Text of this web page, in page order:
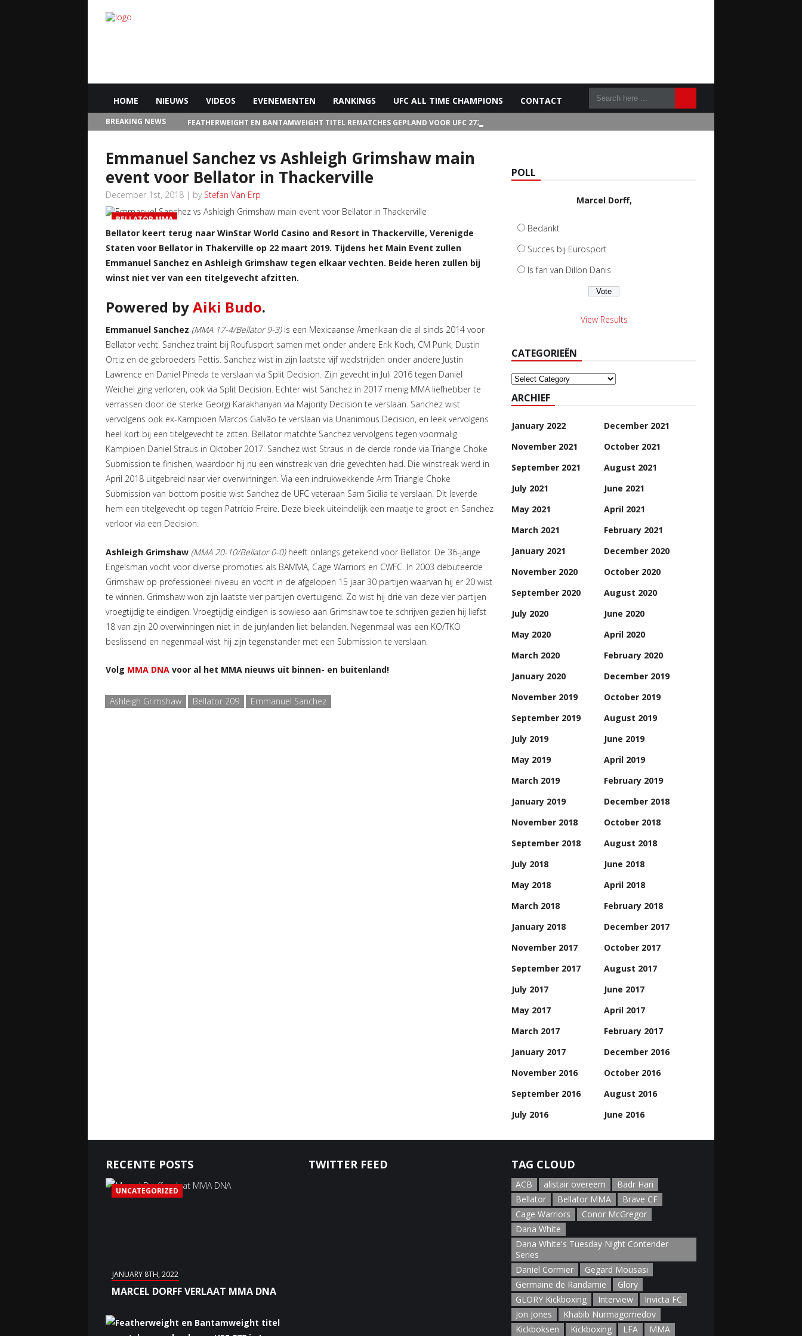
HOME NIEUWS VIDEOS EVENEMENTEN RANKINGS UFC ALL TIME CHAMPIONS CONTACT
BREAKING NEWS
FEATHERWEIGHT EN BANTAMWEIGHT TITEL REMATCHES GEPLAND VOOR UFC 272
Emmanuel Sanchez vs Ashleigh Grimshaw main
event voor Bellator in Thackerville
December 1st, 2018 | by Stefan Van Erp
BELLATOR MMA
Bellator keert terug naar WinStar World Casino and Resort in Thackerville, Verenigde
Staten voor Bellator in Thakerville op 22 maart 2019. Tijdens het Main Event zullen
Emmanuel Sanchez en Ashleigh Grimshaw tegen elkaar vechten. Beide heren zullen bij
winst niet ver van een titelgevecht afzitten.
Powered byAiki Budo.
Emmanuel Sanchez (MMA 17-4/Bellator 9-3)is een Mexicaanse Amerikaan die al sinds 2014 voor
Bellator vecht. Sanchez traint bij Roufusport samen met onder andere Erik Koch, CM Punk, Dustin
Ortiz en de gebroeders Pettis. Sanchez wist in zijn laatste vijf wedstrijden onder andere Justin
Lawrence en Daniel Pineda te verslaan via Split Decision. Zijn gevecht in Juli 2016 tegen Daniel
Weichel ging verloren, ook via Split Decision. Echter wist Sanchez in 2017 menig MMA liefhebber te
verrassen door de sterke Georgi Karakhanyan via Majority Decision te verslaan. Sanchez wist
vervolgens ook ex-Kampioen Marcos Galvão te verslaan via Unanimous Decision, en leek vervolgens
heel kort bij een titelgevecht te zitten. Bellator matchte Sanchez vervolgens tegen voormalig
Kampioen Daniel Straus in Oktober 2017. Sanchez wist Straus in de derde ronde via Triangle Choke
Submission te finishen, waardoor hij nu een winstreak van drie gevechten had. Die winstreak werd in
April 2018 uitgebreid naar vier overwinningen. Via een indrukwekkende Arm Triangle Choke
Submission van bottom positie wist Sanchez de UFC veteraan Sam Sicilia te verslaan. Dit leverde
hem een titelgevecht op tegen Patrício Freire. Deze bleek uiteindelijk een maatje te groot en Sanchez
verloor via een Decision.
Ashleigh Grimshaw (MMA 20-10/Bellator 0-0)heeft onlangs getekend voor Bellator. De 36-jarige
Engelsman vocht voor diverse promoties als BAMMA, Cage Warriors en CWFC. In 2003 debuteerde
Grimshaw op professioneel niveau en vocht in de afgelopen 15 jaar 30 partijen waarvan hij er 20 wist
te winnen. Grimshaw won zijn laatste vier partijen overtuigend. Zo wist hij drie van deze vier partijen
vroegtijdig te eindigen. Vroegtijdig eindigen is sowieso aan Grimshaw toe te schrijven gezien hij liefst
18 van zijn 20 overwinningen niet in de jurylanden liet belanden. Negenmaal was een KO/TKO
beslissend en negenmaal wist hij zijn tegenstander met een Submission te verslaan.
Volg MMA DNA voor al het MMA nieuws uit binnen- en buitenland!
Ashleigh Grimshaw Bellator 209 Emmanuel Sanchez
POLL
Marcel Dorff,
Bedankt
Succes bij Eurosport
Is fan van Dillon Danis
View Results
CATEGORIEËN
Categorieën
ARCHIEF
January 2022
December 2021
November 2021
October 2021
September 2021
August 2021
July 2021
June 2021
May 2021
April 2021
March 2021
February 2021
January 2021
December 2020
November 2020
October 2020
September 2020
August 2020
July 2020
June 2020
May 2020
April 2020
March 2020
February 2020
January 2020
December 2019
November 2019
October 2019
September 2019
August 2019
July 2019
June 2019
May 2019
April 2019
March 2019
February 2019
January 2019
December 2018
November 2018
October 2018
September 2018
August 2018
July 2018
June 2018
May 2018
April 2018
March 2018
February 2018
January 2018
December 2017
November 2017
October 2017
September 2017
August 2017
July 2017
June 2017
May 2017
April 2017
March 2017
February 2017
January 2017
December 2016
November 2016
October 2016
September 2016
August 2016
July 2016
June 2016
RECENTE POSTS
UNCATEGORIZED
JANUARY 8TH, 2022
MARCEL DORFF VERLAAT MMA DNA
TWITTER FEED TAG CLOUD
ACB alistair overeem
Badr Hari
Bellator
Bellator MMA
Brave CF
Cage Warriors
Conor McGregor
Dana White
Dana White's Tuesday Night Contender
Series
Daniel Cormier
Gegard Mousasi
Germaine de Randamie
Glory
GLORY Kickboxing
Interview
Invicta FC
Jon Jones
Khabib Nurmagomedov
Kickboksen
Kickboxing LFA MMA